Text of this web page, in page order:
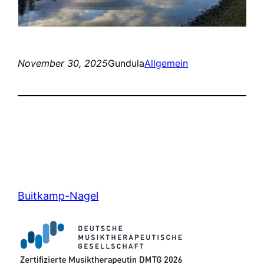
November 30, 2025GundulaAllgemein
Buitkamp-Nagel